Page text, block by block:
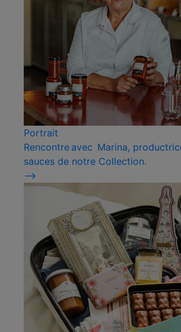
Portrait
Rencontre avec Marina,
sauces de notre Collection.
⟶